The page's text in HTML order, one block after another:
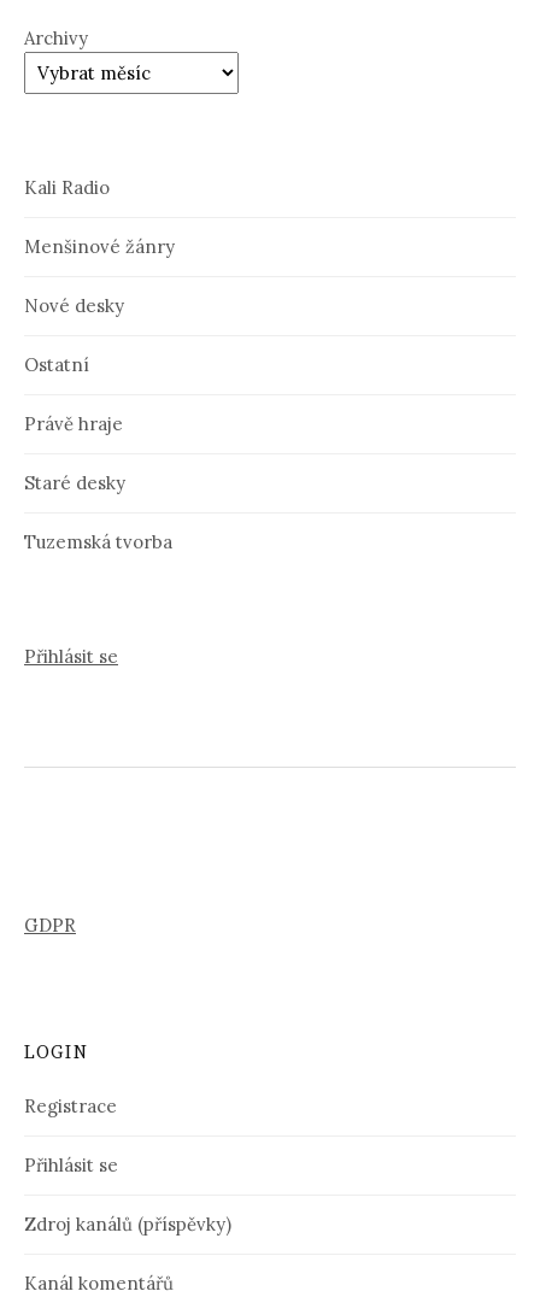
Archivy
Kali Radio
Menšinové žánry
Nové desky
Ostatní
Právě hraje
Staré desky
Tuzemská tvorba
Přihlásit se
GDPR
LOGIN
Registrace
Přihlásit se
Zdroj kanálů (příspěvky)
Kanál komentářů